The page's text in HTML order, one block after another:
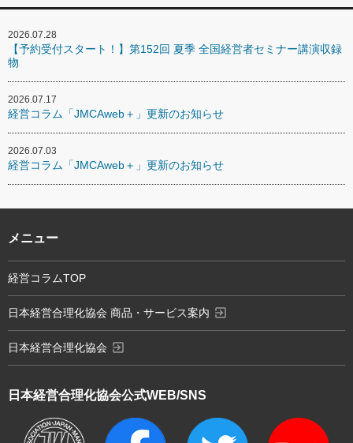
2026.07.28
【予約受付スタート！】第152回 夏季 全国経営者セミナー講演収録
物
2026.07.17
経営コラム「JMCAweb＋」更新のお知らせ
2026.07.03
経営コラム「JMCAweb＋」更新のお知らせ
日本経営合理化協会公式WEB/SNS
メニュー
経営コラムTOP
日本経営合理化協会 商品・サービス案内 exit_to_app
日本経営合理化協会 exit_to_app